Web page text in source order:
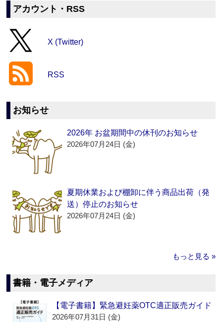
アカウント・RSS
X (Twitter)
RSS
お知らせ
2026年 お盆期間中の休刊のお知らせ
2026年07月24日 (金)
夏期休業および棚卸に伴う商品出荷（発
送）停止のお知らせ
2026年07月24日 (金)
もっと見る »
書籍・電子メディア
【電子書籍】緊急避妊薬OTC適正販売ガイド
2026年07月31日 (金)